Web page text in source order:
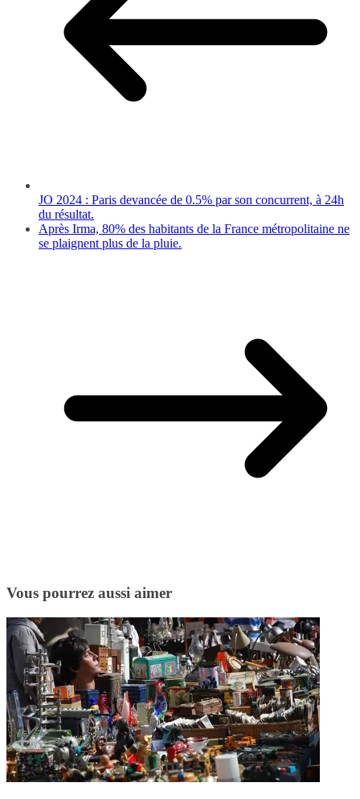
JO 2024 : Paris devancée de 0.5% par son concurrent, à 24h
du résultat.
Après Irma, 80% des habitants de la France métropolitaine ne
se plaignent plus de la pluie.
Vous pourrez aussi aimer